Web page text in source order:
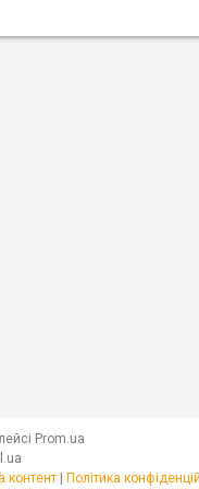
Prom.ua
контент Політика